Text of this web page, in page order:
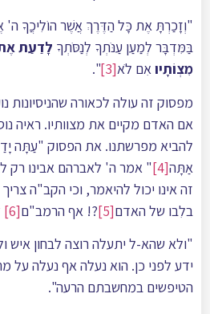
"וְזָכַרְתָּ אֶת כָּל הַדֶּרֶךְ אֲשֶׁר הוֹלִיכֲךָ ה'
בַּמִּדְבָּר לְמַעַן עַנֹּתְךָ לְנַסֹּתְךָ לָדַעַת
מִצְוֹתָיואִם לֹא[3]
".
מפסוק זה עולה לכאורה שהניסיונות
אם האדם מקיים את מצוותיו. ראיה
להביא מפרשתנו. את הפסוק "עַתָּה
אַתָּה[4]
" אמר ה' לאברהם אבינו רק
זה אינו יכול להיאמר, וכי הקב"ה
בלִבו של האדם[5] ?! אף הרמב"ם[6]
"ולא שהא-ל יתעלה רוצה לבחון איש
ידע לפני כן. הוא נעלה אף נעלה על
הטיפשים במחשבתם הרעה".